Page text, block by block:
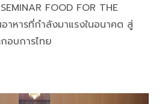
FOOD FOR THE
อาหารที่กำลังมาแรงในอนาคต สู่
อบการไทย